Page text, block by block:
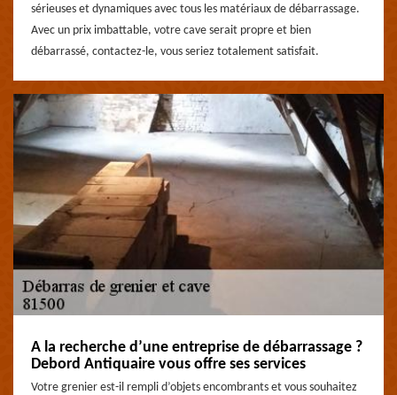
sérieuses et dynamiques avec tous les matériaux de débarrassage.
Avec un prix imbattable, votre cave serait propre et bien
débarrassé, contactez-le, vous seriez totalement satisfait.
A la recherche d’une entreprise de débarrassage ?
Debord Antiquaire vous offre ses services
Votre grenier est-il rempli d’objets encombrants et vous souhaitez